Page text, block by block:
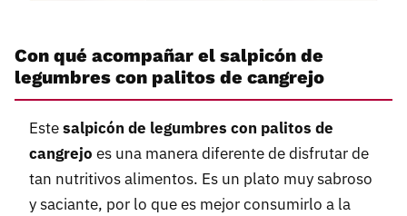
Con qué acompañar el salpicón de
legumbres con palitos de cangrejo
Estesalpicón de legumbres con palitos de
cangrejo es una manera diferente de disfrutar de
tan nutritivos alimentos. Es un plato muy sabroso
y saciante, por lo que es mejor consumirlo a la